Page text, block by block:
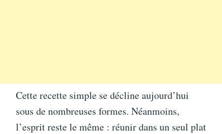
Cette recette simple se décline aujourd’hui
sous de nombreuses formes. Néanmoins,
l’esprit reste le même : réunir dans un seul plat